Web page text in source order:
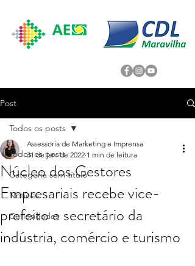
Post
Todos os posts
Categoria sem título
Noticias
Curiosidades
Todos os posts
Núcleo dos Gestores
Empresariais recebe vice-
prefeito e secretário da
indústria, comércio e turismo
Assessoria de Marketing e Imprensa
31 de jan. de 2022 1 min de leitura